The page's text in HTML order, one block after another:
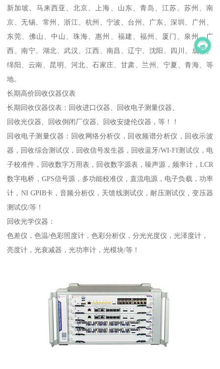
新加坡、马来西亚、北京、上海、山东、青岛、江苏、苏州、南
京、无锡、常州、浙江、杭州、宁波、台州、广东、深圳、广州、
东莞、佛山、中山、珠海、惠州、福建、福州、厦门、泉州、广
西、南宁、湖北、武汉、江西、南昌、辽宁、沈阳、四川、成都、
绵阳、云南、昆明、河北、石家庄、甘肃、兰州、宁夏、青海、等
地。
长期高价回收仪器仪表
长期回收仪器仪表：回收进口仪器、回收电子测量仪器、
回收光仪器、回收倒闭厂仪器、回收安捷伦仪器，等！！
回收电子测量仪器：回收网络分析仪，回收频谱分析仪，回收示波
器，回收综合测试仪，回收信号发生器，回收蓝牙/WI-FI测试仪，电
子校准件，回收数字万用表，回收数字源表，噪声源，频率计，LCR
数字电桥，GPS信号源，多功能校准仪，直流电源，电子负载，功率
计，NI GPIB卡，音频分析仪，天馈线测试仪，耐压测试仪，变压器
测试仪/等！
回收光学仪器：
色差仪，色温/色彩照度计，色彩分析仪，分光光度仪，光泽度计，
亮度计，光衰减器，光功率计，光模块/等！